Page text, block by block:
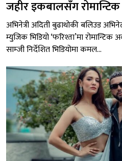
जहीर इकबालसँग
अभिनेत्री अदिती बुढाथोकी बलिउड
म्युजिक भिडियो ‘फरिश्ता’मा
साम्जी निर्देशित भिडियोमा कमल...